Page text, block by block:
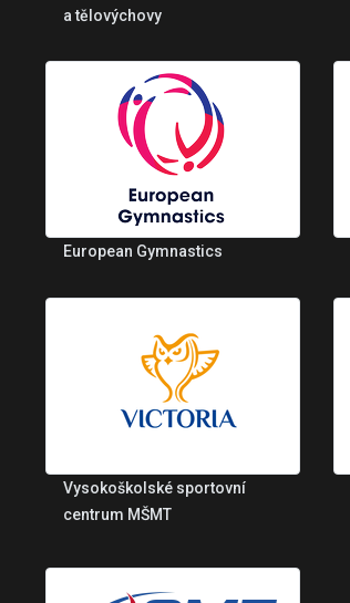
a tělovýchovy
European Gymnastics
Vysokoškolské sportovní
centrum MŠMT